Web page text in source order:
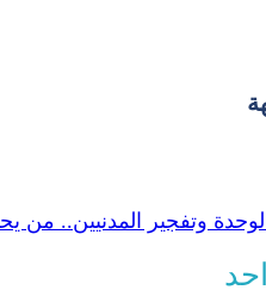
الوحدة وتفجير المدنيين..